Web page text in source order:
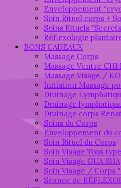
Enveloppement
Soin Rituel corps +
Soins Rituels
Réflexologie
BONS CADEAUX
Massage Corps
Massage Ventre CHI
Massage Visage /
Initiation Massage
Drainage
Drainage
Drainage corps
Soins du Corps
Enveloppement du
Soin Rituel du Corps
Soin Visage Tous
Soin Visage GUA SHA
Soin Visage / Corps
Séance de